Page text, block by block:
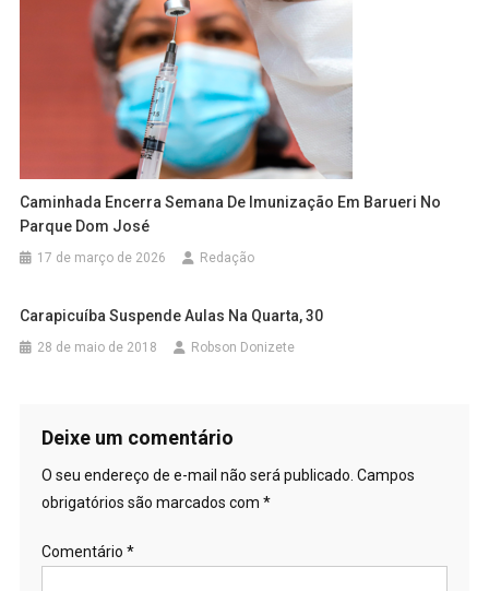
Caminhada Encerra Semana De Imunização Em Barueri No
Parque Dom José
17 de março de 2026 Redação
Carapicuíba Suspende Aulas Na Quarta, 30
28 de maio de 2018 Robson Donizete
Deixe um comentário
O seu endereço de e-mail não será publicado. Campos
obrigatórios são marcados com *
Comentário *